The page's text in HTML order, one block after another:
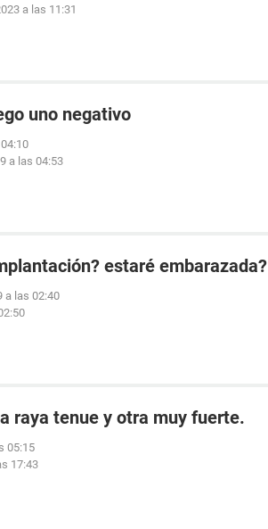
a las 11:31
uno negativo
a las 04:53
estaré embarazada?
a las 02:40
raya tenue y otra muy fuerte.
05:15
17:43